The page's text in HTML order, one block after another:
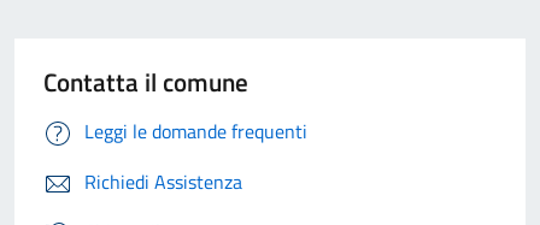
Contatta il comune
Leggi le domande frequenti
Richiedi Assistenza